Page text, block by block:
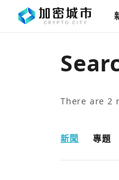
There are 2
新聞 專題